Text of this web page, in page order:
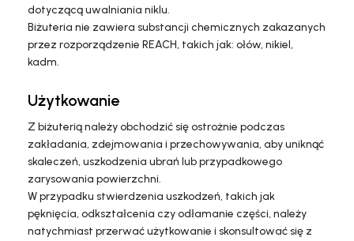
dotyczącą uwalniania niklu.
Biżuteria nie zawiera substancji chemicznych zakazanych
przez rozporządzenie REACH, takich jak: ołów, nikiel,
kadm.
Użytkowanie
Z biżuterią należy obchodzić się ostrożnie podczas
zakładania, zdejmowania i przechowywania, aby uniknąć
skaleczeń, uszkodzenia ubrań lub przypadkowego
zarysowania powierzchni.
W przypadku stwierdzenia uszkodzeń, takich jak
pęknięcia, odkształcenia czy odłamanie części, należy
natychmiast przerwać użytkowanie i skonsultować się z